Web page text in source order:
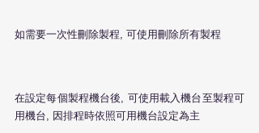
如需要一次性刪除製程, 可使用刪除所有製程
在設定每個製程機台後, 可使用載入機台至製程可
用機台, 因排程時依照可用機台設定為主